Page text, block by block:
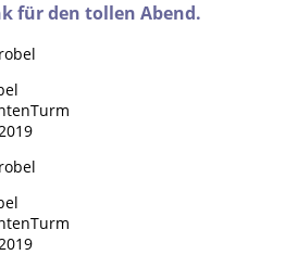
für den tollen Abend.